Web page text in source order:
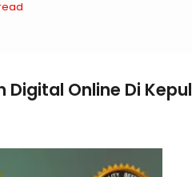
Online Di